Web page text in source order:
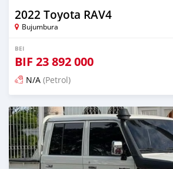
2022 Toyota RAV4
Bujumbura
BEI
BIF 23 892 000
N/A (Petrol)
Ilitangazwa siku 15 iliopita